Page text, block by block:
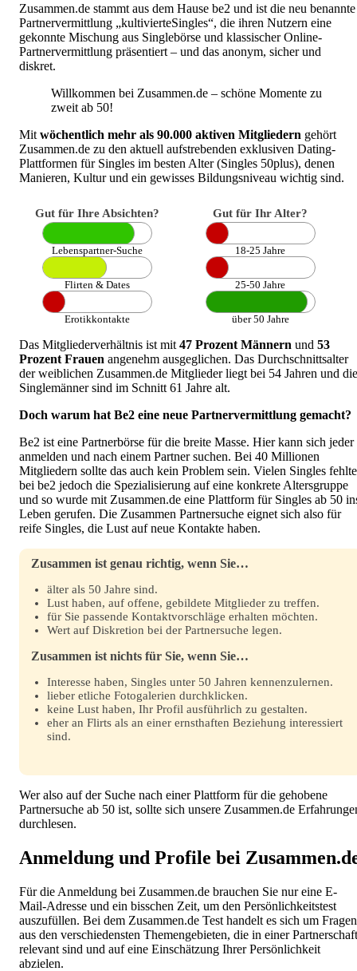
Zusammen.de stammt aus dem Hause be2 und ist die neu benannte
Partnervermittlung „kultivierteSingles“, die ihren Nutzern eine
gekonnte Mischung aus Singlebörse und klassischer Online-
Partnervermittlung präsentiert – und das anonym, sicher und
diskret.
Willkommen bei Zusammen.de – schöne Momente zu
zweit ab 50!
Mit wöchentlich mehr als 90.000 aktiven Mitgliedern gehört
Zusammen.de zu den aktuell aufstrebenden exklusiven Dating-
Plattformen für Singles im besten Alter (Singles 50plus), denen
Manieren, Kultur und ein gewisses Bildungsniveau wichtig sind.
Gut für Ihre Absichten?
Lebenspartner-Suche
Flirten & Dates
Erotikkontakte
Gut für Ihr Alter?
18-25 Jahre
25-50 Jahre
über 50 Jahre
Das Mitgliederverhältnis ist mit 47 Prozent Männern und 53
Prozent Frauen angenehm ausgeglichen. Das Durchschnittsalter
der weiblichen Zusammen.de Mitglieder liegt bei 54 Jahren und die
Singlemänner sind im Schnitt 61 Jahre alt.
Doch warum hat Be2 eine neue Partnervermittlung gemacht?
Be2 ist eine Partnerbörse für die breite Masse. Hier kann sich jeder
anmelden und nach einem Partner suchen. Bei 40 Millionen
Mitgliedern sollte das auch kein Problem sein. Vielen Singles fehlte
bei be2 jedoch die Spezialisierung auf eine konkrete Altersgruppe
und so wurde mit Zusammen.de eine Plattform für Singles ab 50
Leben gerufen. Die Zusammen Partnersuche eignet sich also für
reife Singles, die Lust auf neue Kontakte haben.
Zusammen ist genau richtig, wenn Sie…
älter als 50 Jahre sind.
Lust haben, auf offene, gebildete Mitglieder zu treffen.
für Sie passende Kontaktvorschläge erhalten möchten.
Wert auf Diskretion bei der Partnersuche legen.
Zusammen ist nichts für Sie, wenn Sie…
Interesse haben, Singles unter 50 Jahren kennenzulernen.
lieber etliche Fotogalerien durchklicken.
keine Lust haben, Ihr Profil ausführlich zu gestalten.
eher an Flirts als an einer ernsthaften Beziehung interessiert
sind.
Wer also auf der Suche nach einer Plattform für die gehobene
Partnersuche ab 50 ist, sollte sich unsere Zusammen.de
durchlesen.
Anmeldung und Profile bei
Für die Anmeldung bei Zusammen.de brauchen Sie nur eine E-
Mail-Adresse und ein bisschen Zeit, um den Persönlichkeitstest
auszufüllen. Bei dem Zusammen.de Test handelt es sich um Fragen
aus den verschiedensten Themengebieten, die in einer Partnerschaft
relevant sind und auf eine Einschätzung Ihrer Persönlichkeit
abzielen.